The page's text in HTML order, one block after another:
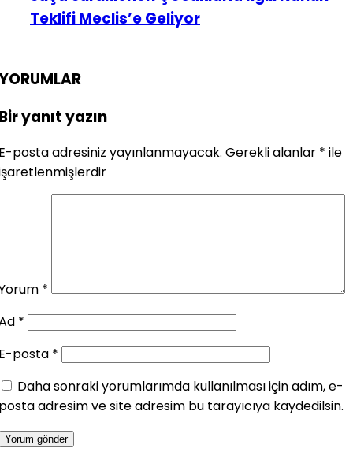
Teklifi Meclis’e Geliyor
yanıt yazın
posta adresiniz yayınlanmayacak. Gerekli alanlar * ile
*
*
posta *
Daha sonraki yorumlarımda kullanılması için adım, e-
adresim ve site adresim bu tarayıcıya kaydedilsin.